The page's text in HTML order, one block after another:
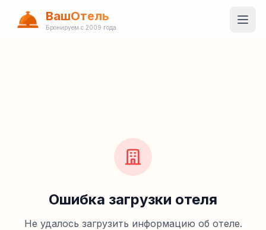
ВашОтель
Бронируем с 2009 года
Ошибка загрузки отеля
Не удалось загрузить информацию об отеле.